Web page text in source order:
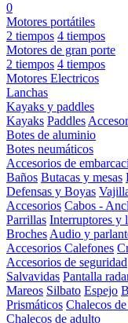
0
Motores portátiles
2 tiempos 4 tiempos
Motores de gran porte
2 tiempos 4 tiempos
Motores Electricos
Lanchas
Kayaks y paddles
Kayaks Paddles
Botes de aluminio
Botes neumáticos
Accesorios de
Baños Butacas y mesas
Defensas y Boyas
Accesorios Cabos -
Parrillas Interruptores y
Broches Audio y
Accesorios Calefones
Accesorios de seguridad
Salvavidas Pantalla
Mareos Silbato Espejo
Prismáticos Chalecos
Chalecos de adulto